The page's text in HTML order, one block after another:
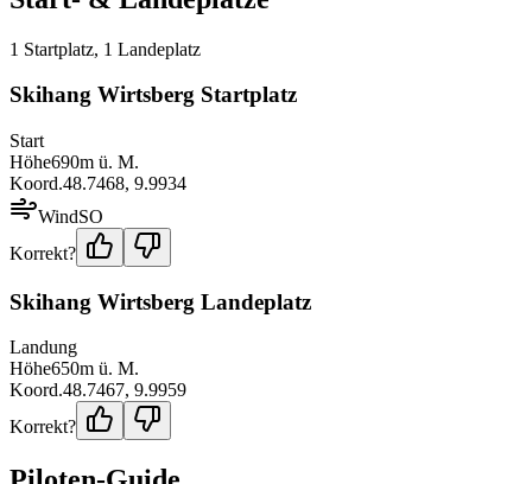
1 Startplatz, 1 Landeplatz
Skihang Wirtsberg Startplatz
Start
Höhe690m ü. M.
Koord.48.7468, 9.9934
WindSO
Korrekt?
Skihang Wirtsberg Landeplatz
Landung
Höhe650m ü. M.
Koord.48.7467, 9.9959
Korrekt?